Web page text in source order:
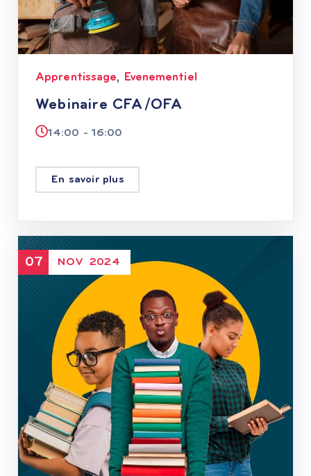
Apprentissage, Evenementiel
Webinaire CFA/OFA
14:00 - 16:00
En savoir plus
07 NOV 2024